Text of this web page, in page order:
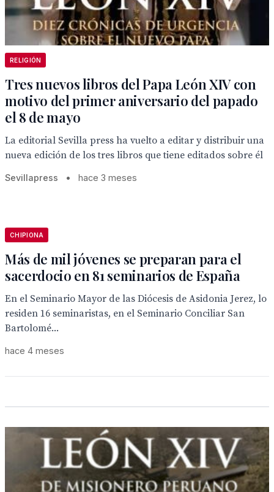
RELIGIÓN
Tres nuevos libros del Papa León XIV con
motivo del primer aniversario del papado
el 8 de mayo
La editorial Sevilla press ha vuelto a editar y distribuir una
nueva edición de los tres libros que tiene editados sobre él
Sevillapress • hace 3 meses
CHIPIONA
Más de mil jóvenes se preparan para el
sacerdocio en 81 seminarios de España
En el Seminario Mayor de las Diócesis de Asidonia Jerez, lo
residen 16 seminaristas, en el Seminario Conciliar San
Bartolomé...
hace 4 meses